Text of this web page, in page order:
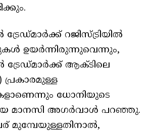
റജിസ്ട്രിയിൽ
ഉയര്‍ന്നിരുന്നുവെന്നും,
ട്രേഡ്മാര്‍ക്ക് ആക്ടിലെ
പ്രകാരമുള്ള
ധോനിയുടെ
മാനസി അഗർവാൾ പറഞ്ഞു.
മുമ്പേയുള്ളതിനാല്‍,